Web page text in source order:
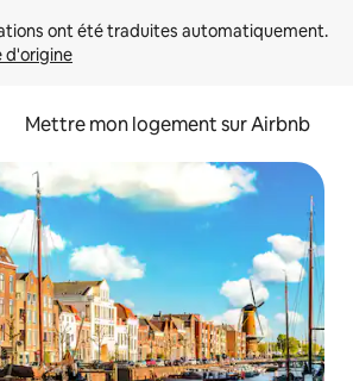
d'origine
Mettre mon logement sur Airbnb